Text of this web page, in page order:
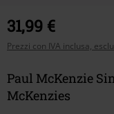
31,99 €
Prezzi con IVA inclusa,
Paul McKenzie
McKenzies